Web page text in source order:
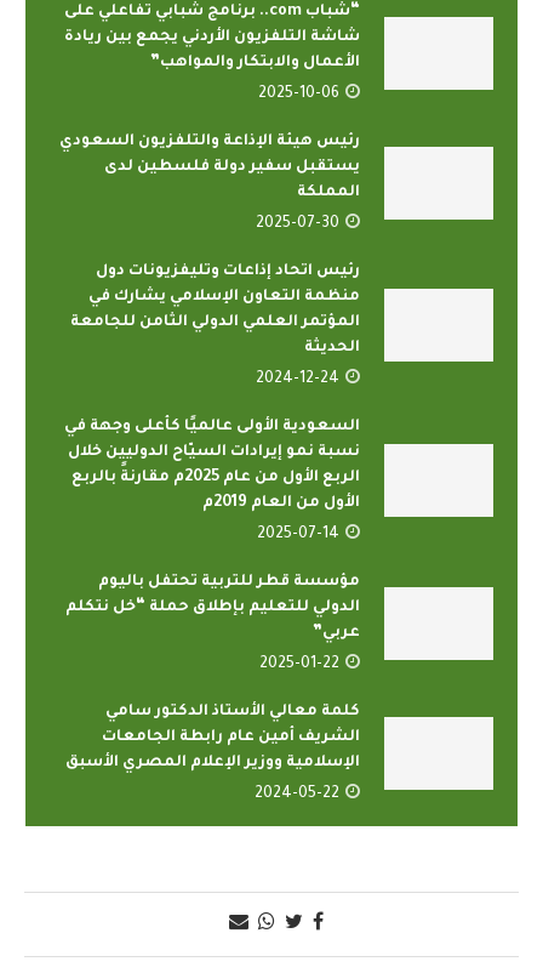
“شباب com.. برنامج شبابي تفاعلي على
شاشة التلفزيون الأردني يجمع بين ريادة
الأعمال والابتكار والمواهب”
2025-10-06
رئيس هيئة الإذاعة والتلفزيون السعودي
يستقبل سفير دولة فلسطين لدى
المملكة
2025-07-30
رئيس اتحاد إذاعات وتليفزيونات دول
منظمة التعاون الإسلامي يشارك في
المؤتمر العلمي الدولي الثامن للجامعة
الحديثة
2024-12-24
السعودية الأولى عالميًا كأعلى وجهة في
نسبة نمو إيرادات السيّاح الدوليين خلال
الربع الأول من عام 2025م مقارنةً بالربع
الأول من العام 2019م
2025-07-14
مؤسسة قطر للتربية تحتفل باليوم
الدولي للتعليم بإطلاق حملة “خل نتكلم
عربي”
2025-01-22
كلمة معالي الأستاذ الدكتور سامي
الشريف أمين عام رابطة الجامعات
الإسلامية ووزير الإعلام المصري الأسبق
2024-05-22